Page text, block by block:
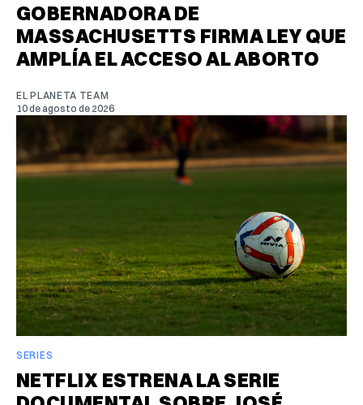
GOBERNADORA DE
MASSACHUSETTS FIRMA LEY QUE
AMPLÍA EL ACCESO AL ABORTO
EL PLANETA TEAM
10 de agosto de 2026
SERIES
NETFLIX ESTRENA LA SERIE